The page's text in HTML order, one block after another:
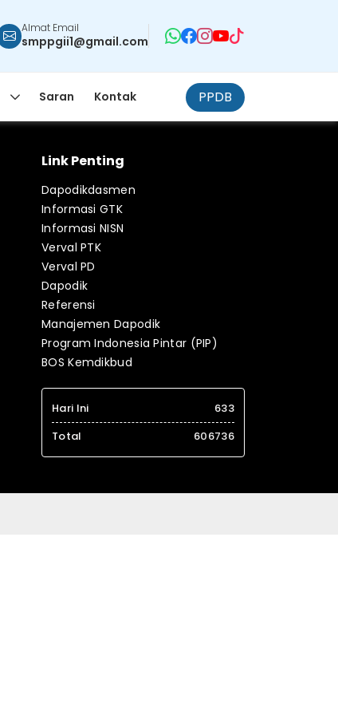
Almat Email
smppgii1@gmail.com
Saran Kontak PPDB
Link Penting
Dapodikdasmen
Informasi GTK
Informasi NISN
Verval PTK
Verval PD
Dapodik
Referensi
Manajemen Dapodik
Program Indonesia Pintar (PIP)
BOS Kemdikbud
Hari Ini
633
Total
606736